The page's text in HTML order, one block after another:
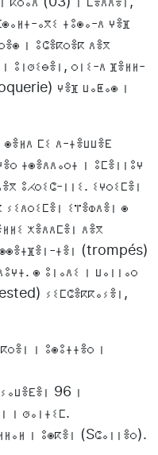
ⴰⴳⵉ ⵜⵓⵙⴰ-ⴷ ⵖⴻⴼ
ⵏ ⵓⵛⴻⴽⵔⴻⴽ ⴷⴻⴳ
ⵓⵏⵚⵉⴱⴻⵏ, ⵔⵏⵉ-ⴷ ⴼⴻⵍⵍ-
ⵖⴻⴼ ⵡⴰⵟⴰⵙ ⵏ
ⵎⵉ ⴷ-ⵜⴻⵡⵡⴻⴹ
ⵜⵙⴻⴷⴷⴰⵔⵜ ⵏ ⵓⵎⴻⵏⵏⵓⵖ
ⵓⵃⵔⵉⵛ-ⵏⵏⵉ. ⵉⵖⵔⵉⵎⴻⵏ
ⵢⵉⴷⵔⵉⵎⴻⵏ ⵉⴶⴻⵀⴷⴻⵏ ⵙ
ⵅⴻⴷⴷⵎⴻⵏ ⴷⴻⴳ
ⵙⵙⴻⵜⴼⴻⵏ-ⵜⴻⵏ (trompés)
ⵙ ⵓⵏⴰⴷⵉ ⵏ ⵡⴰⵏⵏⴰⵔ
ⵢⵉⵎⵛⴻⴽⴽⴰⵢⴻⵏ,
ⵏ ⵓⵙⵓⵜⵜⴻⵔ ⵏ
96 ⵏ
ⵏ ⵚⴰⵏⵜⵉⵎ.
ⵏ ⵓⵙⴽⴻⵏ (Sⵛⴰⵏⵏⴻⵔ).